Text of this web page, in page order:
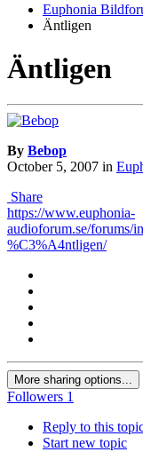
Euphonia
Äntligen
Äntligen
By Bebop
October 5, 2007 in
Share
https://www.euphonia-
audioforum.se/forums/
%C3%A4ntligen/
More sharing options...
Followers 1
Reply to this
Start new topic